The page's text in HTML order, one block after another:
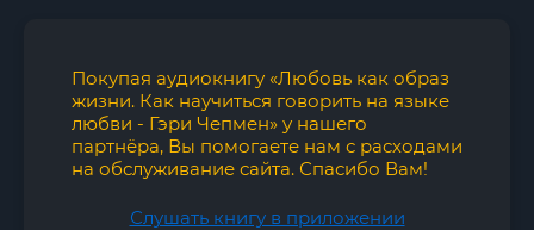
Покупая аудиокнигу «Любовь как образ
жизни. Как научиться говорить на языке
любви - Гэри Чепмен» у нашего
партнёра, Вы помогаете нам с расходами
на обслуживание сайта. Спасибо Вам!
Слушать книгу в приложении